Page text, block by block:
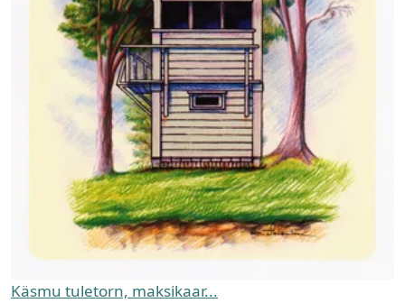
Käsmu tuletorn, maksikaar...